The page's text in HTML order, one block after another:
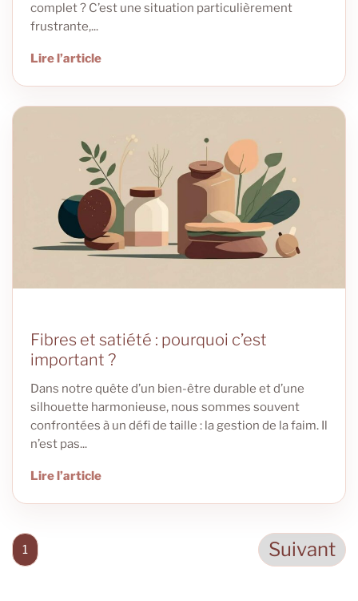
complet ? C’est une situation particulièrement
frustrante,...
Lire l’article
Fibres et satiété : pourquoi c’est
important ?
Dans notre quête d’un bien-être durable et d’une
silhouette harmonieuse, nous sommes souvent
confrontées à un défi de taille : la gestion de la faim. Il
n’est pas...
Lire l’article
1 Suivant